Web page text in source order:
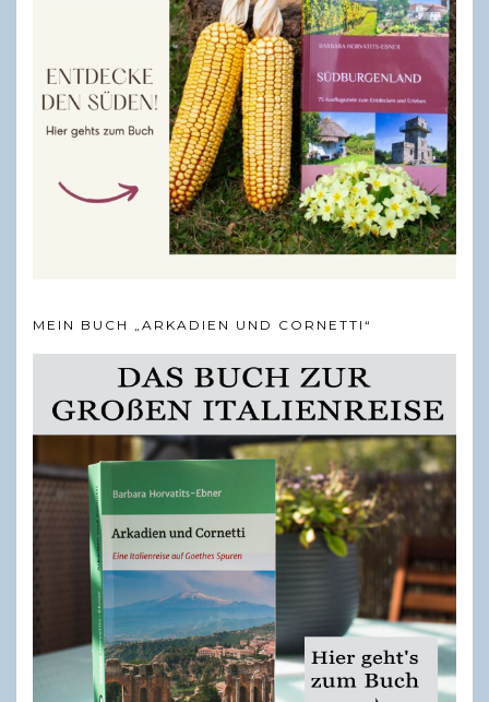
MEIN BUCH „ARKADIEN UND CORNETTI“